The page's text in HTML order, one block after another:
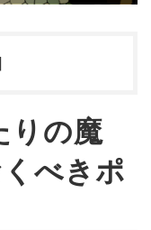
りの魔
べきポ